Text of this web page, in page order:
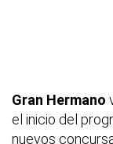
Gran Hermano
el inicio del
nuevos